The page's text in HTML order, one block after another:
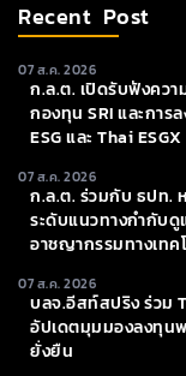
Recent Post
07 ส.ค. 2026
ก.ล.ต. เปิดรับฟังควา
กองทุน SRI และการ
ESG และ Thai ESGX
07 ส.ค. 2026
ก.ล.ต. ร่วมกับ ธปท.
ระดับแนวทางกำกับ
อาชญากรรมทางเทค
07 ส.ค. 2026
บลจ.อีสท์สปริง ร่วม
อัปเดตมุมมองลงทุน
ยั่งยืน